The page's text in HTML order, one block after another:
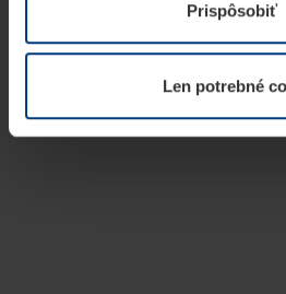
potrebujeme Vaše povolenie.
kedykoľvek zmeniť alebo
našej webovej stránky.
Prispôsobiť
Len potrebné